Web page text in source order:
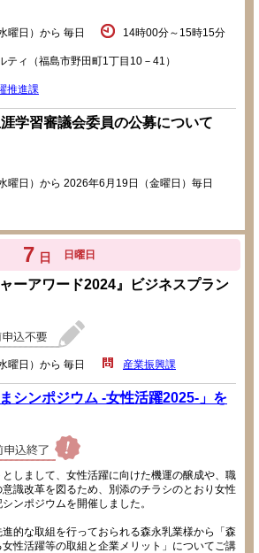
曜日）から 毎日 14時00分～15時15分
ィ（福島市野田町1丁目10－41）
推進課
学習審議会委員の公募について
曜日）から 2026年6月19日（金曜日）毎日
7 日 日曜日
ーアワード2024』ビジネスプラン
曜日）から 毎日 産業振興課
シンポジウム -女性活躍2025-」を
しまして、女性活躍に向けた機運の醸成や、職
識改革を図るため、別添のチラシのとおり女性
ンポジウムを開催しました。
的な取組を行っておられる森永乳業様から「森
性活躍等の取組と企業メリット」についてご講